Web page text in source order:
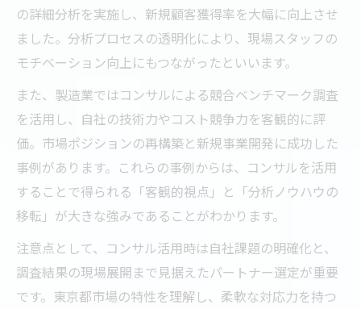
の詳細分析を実施し、新規顧客獲得率を大幅に向上させ
ました。分析プロセスの透明化により、現場スタッフの
モチベーション向上にもつながったといいます。
また、製造業ではコンサルによる競合ベンチマーク調査
を活用し、自社の技術力やコスト競争力を客観的に評
価。市場ポジションの再構築と新規事業開発に成功した
事例があります。これらの事例からは、コンサルを活用
することで得られる「客観的視点」と「分析ノウハウの
移転」が大きな強みであることがわかります。
注意点として、コンサル活用時は自社課題の明確化と、
調査結果の現場展開まで見据えたパートナー選定が重要
です。東京都市場の特性を理解し、柔軟な対応力を持つ